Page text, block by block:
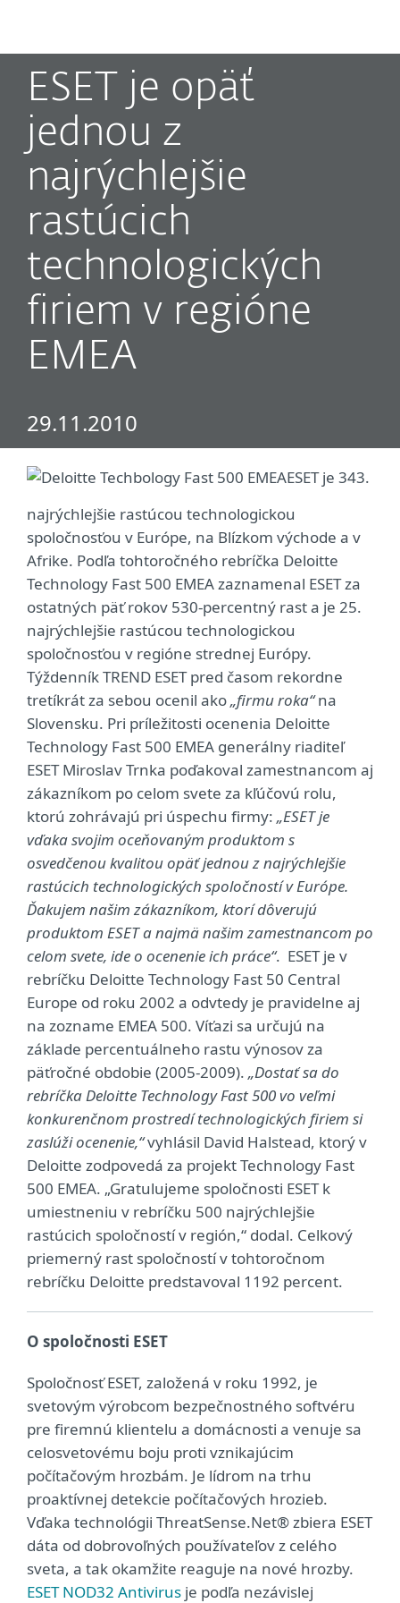
ESET je opäť
jednou z
najrýchlejšie
rastúcich
technologických
firiem v regióne
EMEA
29.11.2010
ESET je 343.
najrýchlejšie rastúcou technologickou
spoločnosťou v Európe, na Blízkom východe a v
Afrike. Podľa tohtoročného rebríčka Deloitte
Technology Fast 500 EMEA zaznamenal ESET za
ostatných päť rokov 530-percentný rast a je 25.
najrýchlejšie rastúcou technologickou
spoločnosťou v regióne strednej Európy.
Týždenník TREND ESET pred časom rekordne
tretíkrát za sebou ocenil ako„firmu roka“na
Slovensku. Pri príležitosti ocenenia Deloitte
Technology Fast 500 EMEA generálny riaditeľ
ESET Miroslav Trnka poďakoval zamestnancom aj
zákazníkom po celom svete za kľúčovú rolu,
ktorú zohrávajú pri úspechu firmy: „ESET je
vďaka svojim oceňovaným produktom s
osvedčenou kvalitou opäť jednou z najrýchlejšie
rastúcich technologických spoločností v Európe.
Ďakujem našim zákazníkom, ktorí dôverujú
produktom ESET a najmä našim zamestnancom po
celom svete, ide o ocenenie ich práce“. ESET je v
rebríčku Deloitte Technology Fast 50 Central
Europe od roku 2002 a odvtedy je pravidelne aj
na zozname EMEA 500. Víťazi sa určujú na
základe percentuálneho rastu výnosov za
päťročné obdobie (2005-2009). „Dostať sa do
rebríčka Deloitte Technology Fast 500 vo veľmi
konkurenčnom prostredí technologických firiem si
zaslúži ocenenie,“vyhlásil David Halstead, ktorý v
Deloitte zodpovedá za projekt Technology Fast
500 EMEA. „Gratulujeme spoločnosti ESET k
umiestneniu v rebríčku 500 najrýchlejšie
rastúcich spoločností v región,“ dodal. Celkový
priemerný rast spoločností v tohtoročnom
rebríčku Deloitte predstavoval 1192 percent.
O spoločnosti ESET
Spoločnosť ESET, založená v roku 1992, je
svetovým výrobcom bezpečnostného softvéru
pre firemnú klientelu a domácnosti a venuje sa
celosvetovému boju proti vznikajúcim
počítačovým hrozbám. Je lídrom na trhu
proaktívnej detekcie počítačových hrozieb.
Vďaka technológii ThreatSense.Net® zbiera ESET
dáta od dobrovoľných používateľov z celého
sveta, a tak okamžite reaguje na nové hrozby.
ESET NOD32 Antivirus je podľa nezávislej